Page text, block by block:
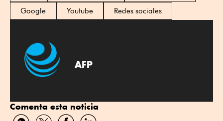
Google
Youtube Redes sociales
AFP
Comenta esta noticia